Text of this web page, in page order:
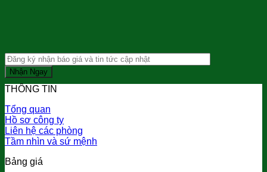
THÔNG TIN
Tổng quan
Hồ sơ công ty
Liên hệ các phòng
Tầm nhìn và sứ mệnh
Bảng giá